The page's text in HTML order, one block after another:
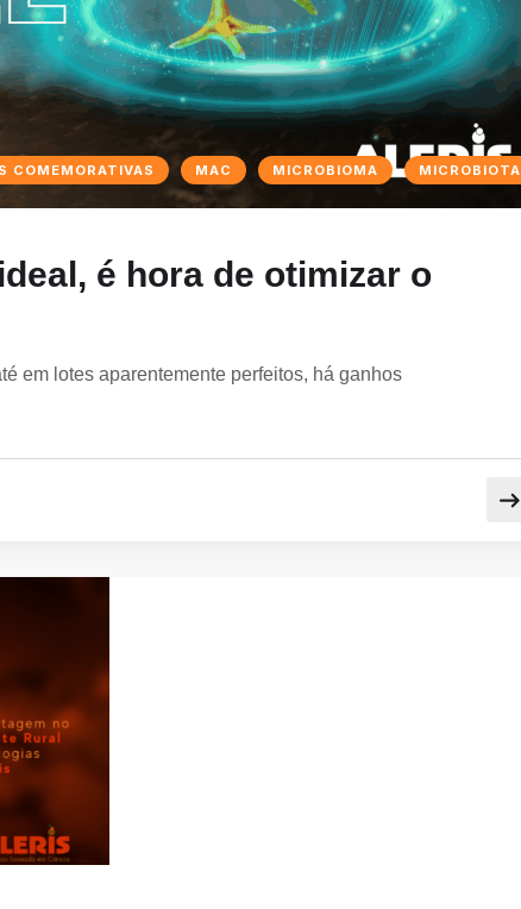
COMEMORATIVAS MAC MICROBIOMA MICROBIOTA
é hora de otimizar o
em lotes aparentemente perfeitos, há ganhos